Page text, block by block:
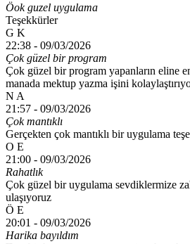
Öok guzel uygulama
Teşekkürler
G K
22:38 - 09/03/2026
Çok güzel bir program
Çok güzel bir program yapanların eline
manada mektup yazma işini
N A
21:57 - 09/03/2026
Çok mantıklı
Gerçekten çok mantıklı bir uygulama
O E
21:00 - 09/03/2026
Rahatlık
Çok güzel bir uygulama sevdiklermize
ulaşıyoruz
Ö E
20:01 - 09/03/2026
Harika bayıldım